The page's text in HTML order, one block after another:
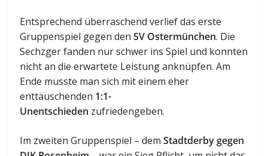
Entsprechend überraschend verlief das erste
Gruppenspiel gegen denSV Ostermünchen. Die
Sechzger fanden nur schwer ins Spiel und konnten
nicht an die erwartete Leistung anknüpfen. Am
Ende musste man sich mit einem eher
enttäuschenden 1:1-
Unentschieden zufriedengeben.
Im zweiten Gruppenspiel – demStadtderby gegen